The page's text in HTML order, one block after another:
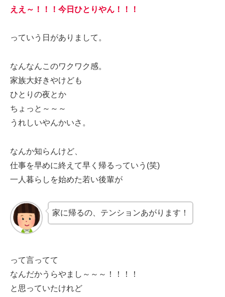
ええ～！！！今日ひとりやん！！！
っていう日がありまして。
なんなんこのワクワク感。
家族大好きやけども
ひとりの夜とか
ちょっと～～～
うれしいやんかいさ。
なんか知らんけど、
仕事を早めに終えて早く帰るっていう(笑)
一人暮らしを始めた若い後輩が
家に帰るの、テンションあがります！
って言ってて
なんだかうらやまし～～～！！！！
と思っていたけれど